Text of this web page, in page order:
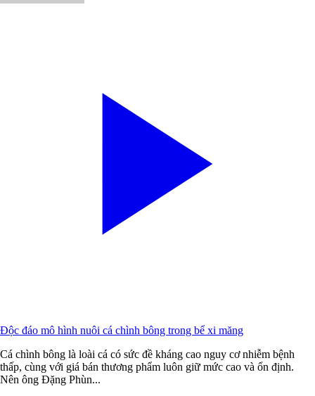
Độc đáo mô hình nuôi cá chình bông trong bể xi măng
Cá chình bông là loài cá có sức đề kháng cao nguy cơ nhiễm bệnh
thấp, cùng với giá bán thương phẩm luôn giữ mức cao và ổn định.
Nên ông Đặng Phùn...